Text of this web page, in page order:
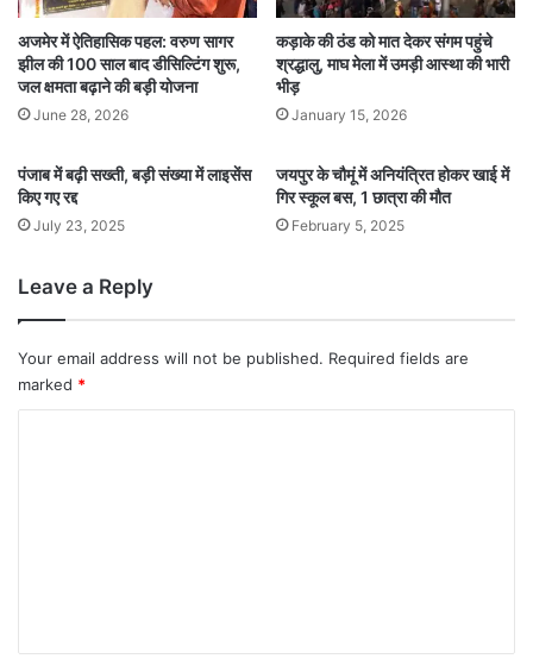
अजमेर में ऐतिहासिक पहल: वरुण सागर
झील की 100 साल बाद डीसिल्टिंग शुरू,
जल क्षमता बढ़ाने की बड़ी योजना
June 28, 2026
कड़ाके की ठंड को मात देकर संगम पहुंचे
श्रद्धालु, माघ मेला में उमड़ी आस्था की भारी
भीड़
January 15, 2026
पंजाब में बढ़ी सख्ती, बड़ी संख्या में लाइसेंस
किए गए रद्द
July 23, 2025
जयपुर के चौमूं में अनियंत्रित होकर खाई में
गिर स्कूल बस, 1 छात्रा की मौत
February 5, 2025
Leave a Reply
Your email address will not be published. Required fields are
marked *